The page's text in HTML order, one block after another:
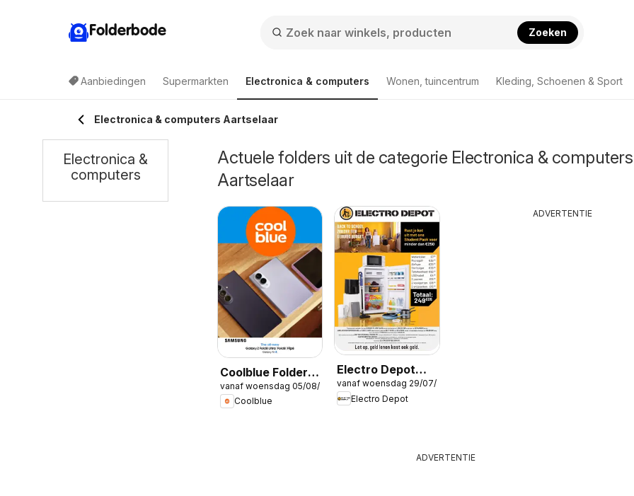
Folderbode Zoeken
Aanbiedingen Supermarkten Electronica & computers Wonen, tuincentrum Kleding, Schoenen & Sport
Electronica & computers Aartselaar
Actuele folders uit de categorie Electronica &
Aartselaar
Coolblue Folder /
Publicité
vanaf woensdag 05/08/2026
Coolblue
Electro Depot
Folder
vanaf woensdag 29/07/2026
Electro Depot
ADVERTENTIE
ADVERTENTIE
Electronica &
computers